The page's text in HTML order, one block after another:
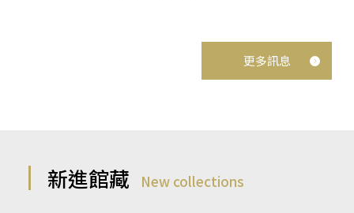
更多訊息
新進館藏 New collections